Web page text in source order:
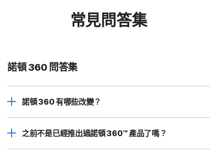
常見問答集
諾頓 360 問答集
諾頓 360 有哪些改變？
之前不是已經推出過諾頓 360™ 產品了嗎？